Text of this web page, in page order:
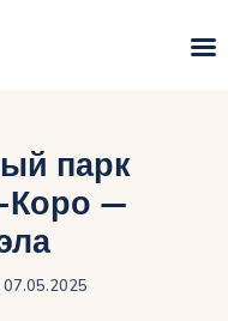
парк
Коро —
07.05.2025